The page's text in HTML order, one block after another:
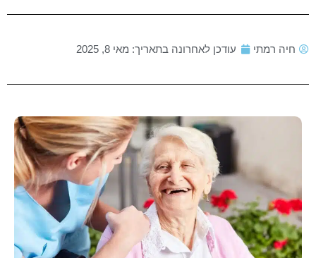
חיה רמתי עודכן לאחרונה בתאריך: מאי 8, 2025